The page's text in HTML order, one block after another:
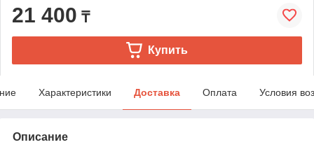
21 400 ₸
Купить
Характеристики Доставка Оплата Условия
Описание